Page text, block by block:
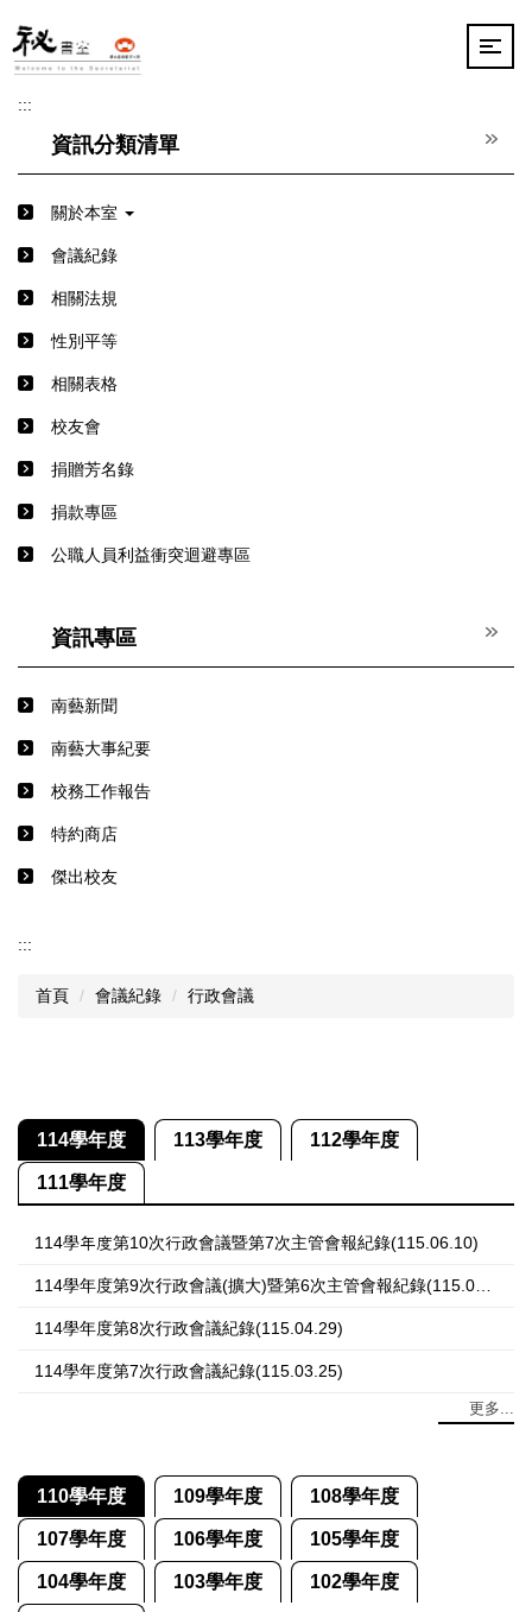
到
主
內
:::
資訊分類清單
關於本室
會議紀錄
相關法規
性別平等
相關表格
校友會
捐贈芳名錄
捐款專區
公職人員利益衝突迴避專區
資訊專區
南藝新聞
南藝大事紀要
校務工作報告
特約商店
傑出校友
:::
首頁 會議紀錄 行政會議
114學年度 113學年度 112學年度
111學年度
114學年度第10次行政會議暨第7次主管會報紀錄(115.06.10)
114學年度第9次行政會議(擴大)暨第6次主管會報紀錄(115.05.13)
114學年度第8次行政會議紀錄(115.04.29)
114學年度第7次行政會議紀錄(115.03.25)
更多...
110學年度 109學年度 108學年度
107學年度 106學年度 105學年度
104學年度 103學年度 102學年度